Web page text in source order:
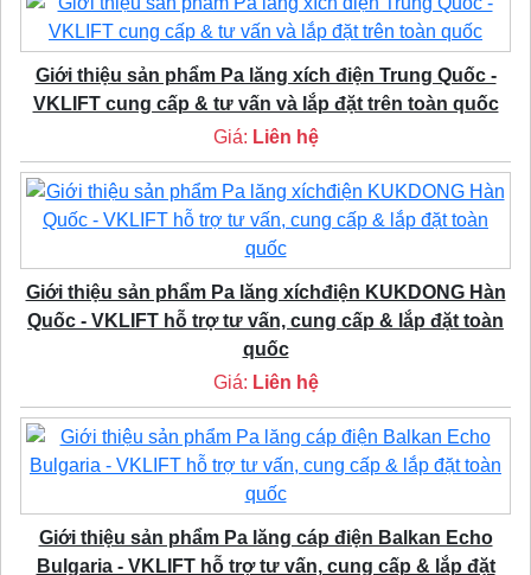
Giới thiệu sản phẩm Pa lăng xích điện Trung Quốc -
VKLIFT cung cấp & tư vấn và lắp đặt trên toàn quốc
Giá: Liên hệ
Giới thiệu sản phẩm Pa lăng xíchđiện KUKDONG Hàn
Quốc - VKLIFT hỗ trợ tư vấn, cung cấp & lắp đặt toàn
quốc
Giá: Liên hệ
Giới thiệu sản phẩm Pa lăng cáp điện Balkan Echo
Bulgaria - VKLIFT hỗ trợ tư vấn, cung cấp & lắp đặt